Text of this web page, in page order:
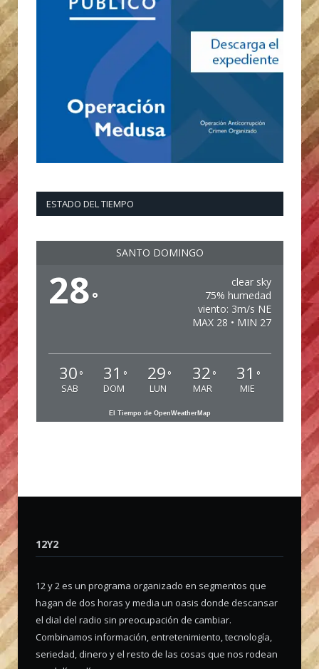
ESTADO DEL TIEMPO
SANTO DOMINGO
28°
clear sky
75% humedad
viento: 3m/s NE
MAX 28 • MIN 27
30 °
SAB
31 °
DOM
29 °
LUN
32 °
MAR
31 °
MIE
El Tiempo de OpenWeatherMap
12Y2
12 y 2 es un programa organizado en segmentos que
hagan de dos horas y media un oasis donde descansar
el dial del radio sin preocupación de cambiar.
Combinamos información, entretenimiento, tecnología,
seriedad, dinero y el resto de las cosas que nos rodean